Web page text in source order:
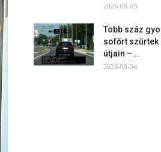
2026-08-05
Több száz
sofőrt szűrtek
útjain –...
2026-08-04